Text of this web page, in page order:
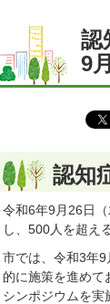
認
9
認知
令和6年9月26日
し、500人を超え
市では、令和3年
的に施策を進めて
シンポジウムを実